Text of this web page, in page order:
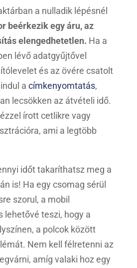
a nulladik lépésnél
beérkezik egy áru, az
elengedhetetlen. Ha a
lévő adatgyűjtővel
és az övére csatolt
a címkenyomtatás,
lecsökken az átvételi idő.
írott cetlikre vagy
ami a legtöbb
időt takaríthatsz meg a
is! Ha egy csomag sérül
szorul, a mobil
lehetővé teszi, hogy a
a polcok között
Nem kell félretenni az
amíg valaki hoz egy